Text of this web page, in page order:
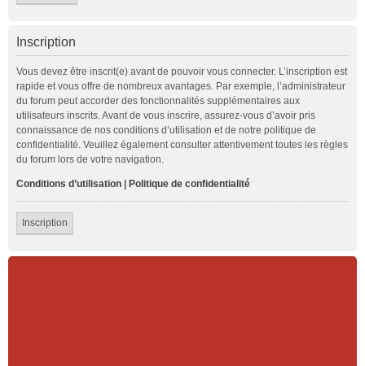
Inscription
Vous devez être inscrit(e) avant de pouvoir vous connecter. L’inscription est
rapide et vous offre de nombreux avantages. Par exemple, l’administrateur
du forum peut accorder des fonctionnalités supplémentaires aux
utilisateurs inscrits. Avant de vous inscrire, assurez-vous d’avoir pris
connaissance de nos conditions d’utilisation et de notre politique de
confidentialité. Veuillez également consulter attentivement toutes les règles
du forum lors de votre navigation.
Conditions d’utilisation Politique de confidentialité
Inscription